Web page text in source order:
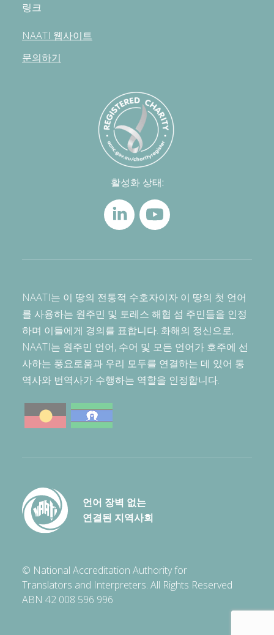
링크
NAATI 웹사이트
문의하기
활성화 상태:
NAATI는 이 땅의 전통적 수호자이자 이 땅의 첫 언어
를 사용하는 원주민 및 토레스 해협 섬 주민들을 인정
하며 이들에게 경의를 표합니다. 화해의 정신으로,
NAATI는 원주민 언어, 수어 및 모든 언어가 호주에 선
사하는 풍요로움과 우리 모두를 연결하는 데 있어 통
역사와 번역사가 수행하는 역할을 인정합니다.
언어 장벽 없는
연결된 지역사회
© National Accreditation Authority for
Translators and Interpreters. All Rights Reserved
ABN 42 008 596 996